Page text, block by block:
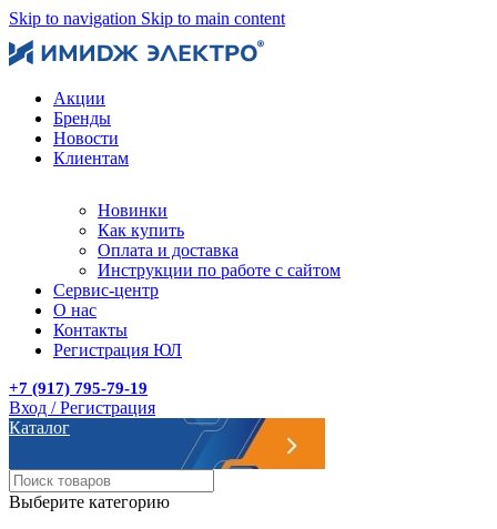
Skip to navigation Skip to main content
Акции
Бренды
Новости
Клиентам
Новинки
Как купить
Оплата и доставка
Инструкции по работе с сайтом
Сервис-центр
О нас
Контакты
Регистрация ЮЛ
+7 (917) 795-79-19
Вход / Регистрация
Каталог
Выберите категорию